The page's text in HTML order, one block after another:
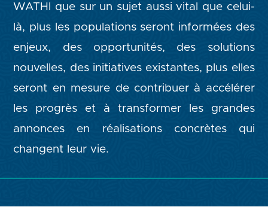
WATHI que sur un sujet aussi vital que celui-
là, plus les populations seront informées des
enjeux, des opportunités, des solutions
nouvelles, des initiatives existantes, plus elles
seront en mesure de contribuer à accélérer
les progrès et à transformer les grandes
annonces en réalisations concrètes qui
changent leur vie.